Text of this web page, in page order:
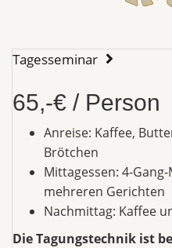
Tagesseminar
65,-€ / Person
Anreise: Kaffee,
Brötchen
Mittagessen: 4-
mehreren Gerichten
Nachmittag: Kaffee
Die Tagungstechnik ist